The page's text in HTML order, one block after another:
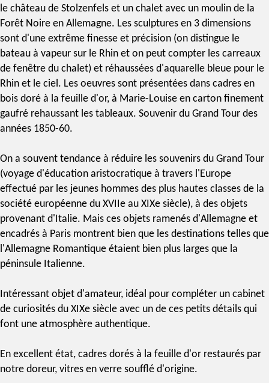
le château de Stolzenfels et un chalet avec un moulin de la
Forêt Noire en Allemagne. Les sculptures en 3 dimensions
sont d'une extrême finesse et précision (on distingue le
bateau à vapeur sur le Rhin et on peut compter les carreaux
de fenêtre du chalet) et réhaussées d'aquarelle bleue pour le
Rhin et le ciel. Les oeuvres sont présentées dans cadres en
bois doré à la feuille d'or, à Marie-Louise en carton finement
gaufré rehaussant les tableaux. Souvenir du Grand Tour des
années 1850-60.
On a souvent tendance à réduire les souvenirs du Grand Tour
(voyage d'éducation aristocratique à travers l'Europe
effectué par les jeunes hommes des plus hautes classes de la
société européenne du XVIIe au XIXe siècle), à des objets
provenant d'Italie. Mais ces objets ramenés d'Allemagne et
encadrés à Paris montrent bien que les destinations telles que
l'Allemagne Romantique étaient bien plus larges que la
péninsule Italienne.
Intéressant objet d'amateur, idéal pour compléter un cabinet
de curiosités du XIXe siècle avec un de ces petits détails qui
font une atmosphère authentique.
En excellent état, cadres dorés à la feuille d'or restaurés par
notre doreur, vitres en verre soufflé d'origine.